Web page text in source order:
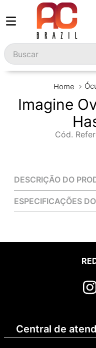
Buscar
Imagine
Cód.
DESCRIÇÃO DO
ESPECIFICAÇÕES
Central de